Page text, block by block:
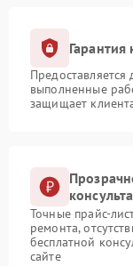
Гарантия
выполненные
защищает
Точные прайс-
ремонта,
бесплатной
сайте